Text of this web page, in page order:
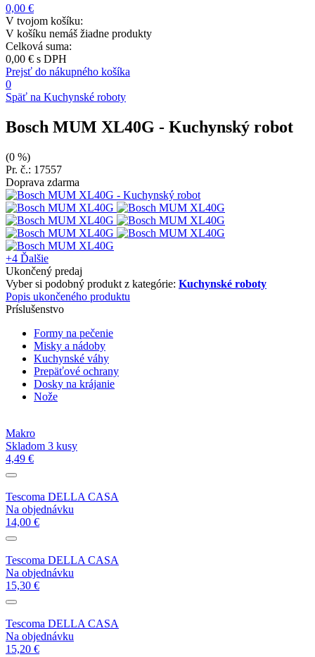
0,00 €
V tvojom košíku:
V košíku nemáš žiadne produkty
Celková suma:
0,00 € s DPH
Prejsť do nákupného košíka
0
Späť na Kuchynské roboty
Bosch MUM XL40G - Kuchynský robot
(0 %)
Pr. č.: 17557
Doprava zdarma
+4 Ďalšie
Ukončený predaj
Vyber si podobný produkt z kategórie: Kuchynské roboty
Popis ukončeného produktu
Príslušenstvo
Formy na pečenie
Misky a nádoby
Kuchynské váhy
Prepäťové ochrany
Dosky na krájanie
Nože
Makro
Skladom 3 kusy
4,49 €
Tescoma DELLA CASA
Na objednávku
14,00 €
Tescoma DELLA CASA
Na objednávku
15,30 €
Tescoma DELLA CASA
Na objednávku
15,20 €